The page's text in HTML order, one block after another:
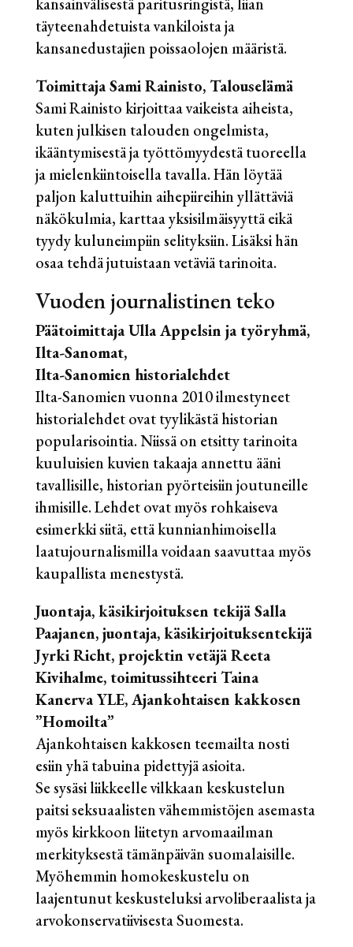
kansainvälisestä paritusringistä, liian
täyteenahdetuista vankiloista ja
kansanedustajien poissaolojen määristä.
Toimittaja Sami Rainisto, Talouselämä
Sami Rainisto kirjoittaa vaikeista aiheista,
kuten julkisen talouden ongelmista,
ikääntymisestä ja työttömyydestä tuoreella
ja mielenkiintoisella tavalla. Hän löytää
paljon kaluttuihin aihepiireihin yllättäviä
näkökulmia, karttaa yksisilmäisyyttä eikä
tyydy kuluneimpiin selityksiin. Lisäksi hän
osaa tehdä jutuistaan vetäviä tarinoita.
Vuoden journalistinen teko
Päätoimittaja Ulla Appelsin ja työryhmä,
Ilta-Sanomat,
Ilta-Sanomien historialehdet
Ilta-Sanomien vuonna 2010 ilmestyneet
historialehdet ovat tyylikästä historian
popularisointia. Niissä on etsitty tarinoita
kuuluisien kuvien takaaja annettu ääni
tavallisille, historian pyörteisiin joutuneille
ihmisille. Lehdet ovat myös rohkaiseva
esimerkki siitä, että kunnianhimoisella
laatujournalismilla voidaan saavuttaa myös
kaupallista menestystä.
Juontaja, käsikirjoituksen tekijä Salla
Paajanen, juontaja, käsikirjoituksentekijä
Jyrki Richt, projektin vetäjä Reeta
Kivihalme, toimitussihteeri Taina
Kanerva YLE, Ajankohtaisen kakkosen
”Homoilta”
Ajankohtaisen kakkosen teemailta nosti
esiin yhä tabuina pidettyjä asioita.
Se sysäsi liikkeelle vilkkaan keskustelun
paitsi seksuaalisten vähemmistöjen asemasta
myös kirkkoon liitetyn arvomaailman
merkityksestä tämänpäivän suomalaisille.
Myöhemmin homokeskustelu on
laajentunut keskusteluksi arvoliberaalista ja
arvokonservatiivisesta Suomesta.